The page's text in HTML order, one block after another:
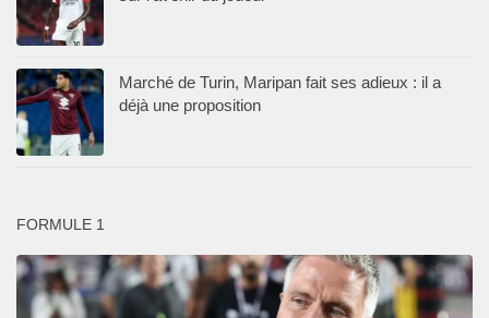
Marché de Turin, Maripan fait ses adieux : il a
déjà une proposition
FORMULE 1